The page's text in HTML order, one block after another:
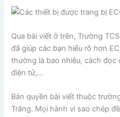
Qua bài viết ở trên, Trường
đã giúp các bạn hiểu rõ hơn
thường là bao nhiêu, cách đọc
điện tử,…
Bản quyền bài viết thuộc
Trăng. Mọi hành vi sao chép